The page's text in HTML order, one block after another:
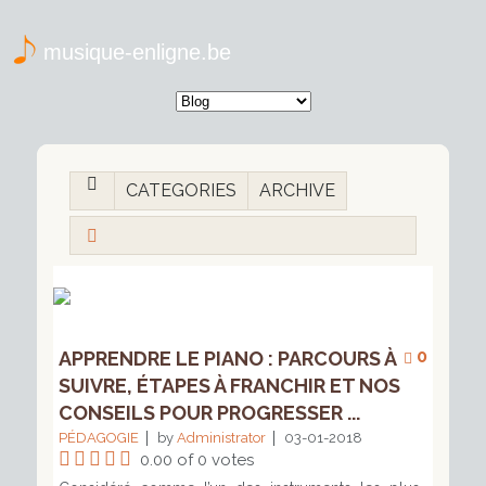
musique-enligne.be
CATEGORIES ARCHIVE
0
APPRENDRE LE PIANO : PARCOURS À
SUIVRE, ÉTAPES À FRANCHIR ET NOS
CONSEILS POUR PROGRESSER ...
PÉDAGOGIE by Administrator 03-01-2018
0.00 of 0 votes